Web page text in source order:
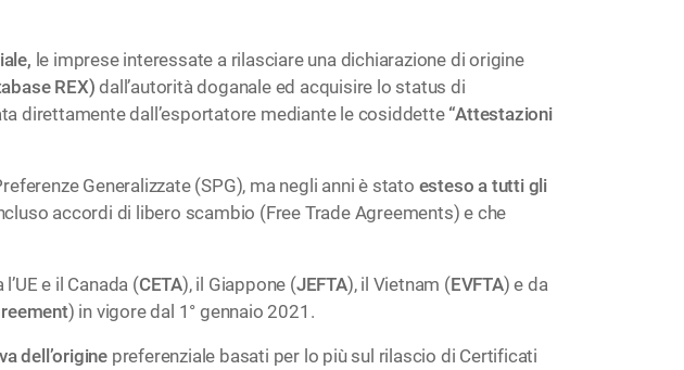
le imprese interessate a rilasciare una dichiarazione di origine
REX) dall’autorità doganale ed acquisire lo status di
direttamente dall’esportatore mediante le cosiddette“Attestazioni
Generalizzate (SPG), ma negli anni è stato esteso a tutti gli
accordi di libero scambio (Free Trade Agreements) e che
e il Canada (CETA), il Giappone (JEFTA), il Vietnam (EVFTA) e da
) in vigore dal 1° gennaio 2021.
dell’origine preferenziale basati per lo più sul rilascio di Certificati